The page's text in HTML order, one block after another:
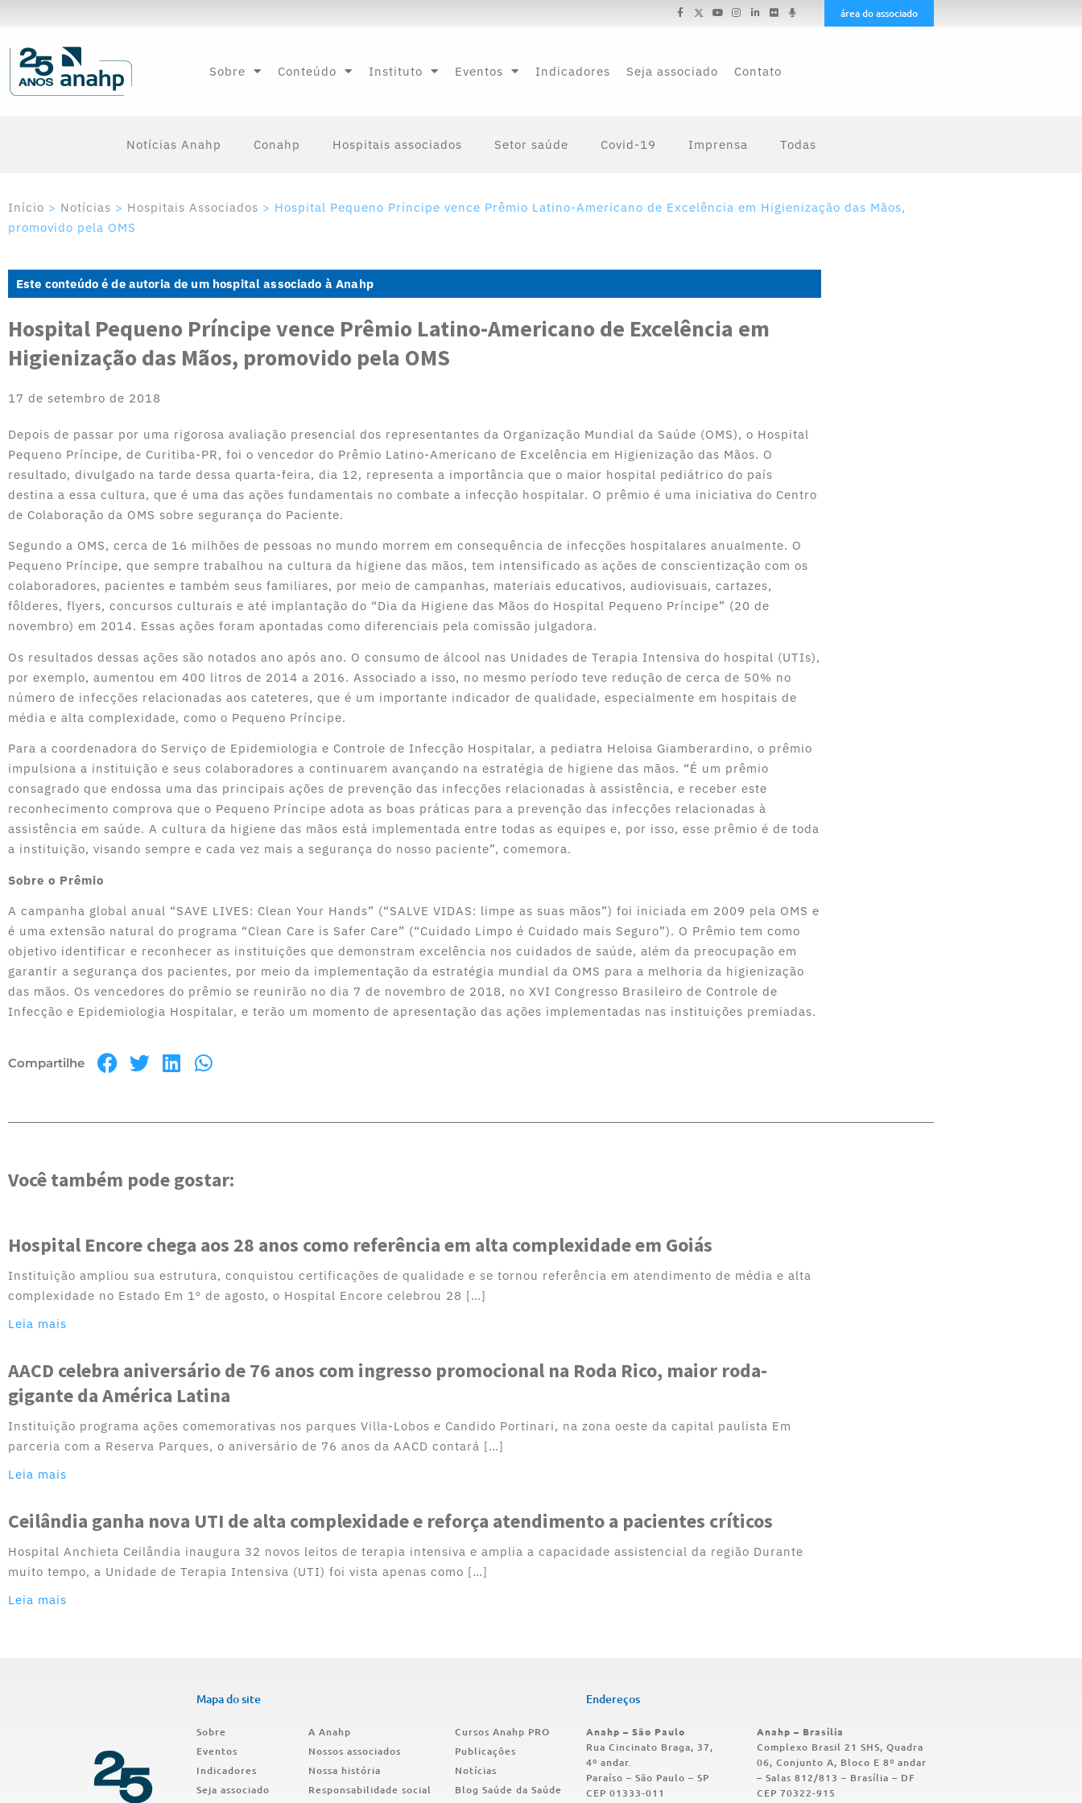
área do associado
Sobre Conteúdo Instituto Eventos Indicadores Seja associado Contato
Notícias Anahp Conahp Hospitais associados Setor saúde Covid-19 Imprensa Todas
Início > Notícias > Hospitais Associados > Hospital Pequeno Príncipe vence Prêmio Latino-Americano de Excelência em Higienização das Mãos,
promovido pela OMS
Este conteúdo é de autoria de um hospital associado à Anahp
Hospital Pequeno Príncipe vence Prêmio Latino-Americano de Excelência em
Higienização das Mãos, promovido pela OMS
17 de setembro de 2018
Depois de passar por uma rigorosa avaliação presencial dos representantes da Organização Mundial da Saúde (OMS), o Hospital
Pequeno Príncipe, de Curitiba-PR, foi o vencedor do Prêmio Latino-Americano de Excelência em Higienização das Mãos. O
resultado, divulgado na tarde dessa quarta-feira, dia 12, representa a importância que o maior hospital pediátrico do país
destina a essa cultura, que é uma das ações fundamentais no combate a infecção hospitalar. O prêmio é uma iniciativa do Centro
de Colaboração da OMS sobre segurança do Paciente.
Segundo a OMS, cerca de 16 milhões de pessoas no mundo morrem em consequência de infecções hospitalares anualmente. O
Pequeno Príncipe, que sempre trabalhou na cultura da higiene das mãos, tem intensificado as ações de conscientização com os
colaboradores, pacientes e também seus familiares, por meio de campanhas, materiais educativos, audiovisuais, cartazes,
fôlderes, flyers, concursos culturais e até implantação do “Dia da Higiene das Mãos do Hospital Pequeno Príncipe” (20 de
novembro) em 2014. Essas ações foram apontadas como diferenciais pela comissão julgadora.
Os resultados dessas ações são notados ano após ano. O consumo de álcool nas Unidades de Terapia Intensiva do hospital (UTIs),
por exemplo, aumentou em 400 litros de 2014 a 2016. Associado a isso, no mesmo período teve redução de cerca de 50% no
número de infecções relacionadas aos cateteres, que é um importante indicador de qualidade, especialmente em hospitais de
média e alta complexidade, como o Pequeno Príncipe.
Para a coordenadora do Serviço de Epidemiologia e Controle de Infecção Hospitalar, a pediatra Heloisa Giamberardino, o prêmio
impulsiona a instituição e seus colaboradores a continuarem avançando na estratégia de higiene das mãos. “É um prêmio
consagrado que endossa uma das principais ações de prevenção das infecções relacionadas à assistência, e receber este
reconhecimento comprova que o Pequeno Príncipe adota as boas práticas para a prevenção das infecções relacionadas à
assistência em saúde. A cultura da higiene das mãos está implementada entre todas as equipes e, por isso, esse prêmio é de toda
a instituição, visando sempre e cada vez mais a segurança do nosso paciente”, comemora.
Sobre o Prêmio
A campanha global anual “SAVE LIVES: Clean Your Hands” (“SALVE VIDAS: limpe as suas mãos”) foi iniciada em 2009 pela OMS e
é uma extensão natural do programa “Clean Care is Safer Care” (“Cuidado Limpo é Cuidado mais Seguro”). O Prêmio tem como
objetivo identificar e reconhecer as instituições que demonstram excelência nos cuidados de saúde, além da preocupação em
garantir a segurança dos pacientes, por meio da implementação da estratégia mundial da OMS para a melhoria da higienização
das mãos. Os vencedores do prêmio se reunirão no dia 7 de novembro de 2018, no XVI Congresso Brasileiro de Controle de
Infecção e Epidemiologia Hospitalar, e terão um momento de apresentação das ações implementadas nas instituições premiadas.
Compartilhe
Você também pode gostar:
Hospital Encore chega aos 28 anos como referência em alta complexidade em Goiás
Instituição ampliou sua estrutura, conquistou certificações de qualidade e se tornou referência em atendimento de média e alta
complexidade no Estado Em 1º de agosto, o Hospital Encore celebrou 28 […]
Leia mais
AACD celebra aniversário de 76 anos com ingresso promocional na Roda Rico, maior roda-
gigante da América Latina
Instituição programa ações comemorativas nos parques Villa-Lobos e Candido Portinari, na zona oeste da capital paulista Em
parceria com a Reserva Parques, o aniversário de 76 anos da AACD contará […]
Leia mais
Ceilândia ganha nova UTI de alta complexidade e reforça atendimento a pacientes críticos
Hospital Anchieta Ceilândia inaugura 32 novos leitos de terapia intensiva e amplia a capacidade assistencial da região Durante
muito tempo, a Unidade de Terapia Intensiva (UTI) foi vista apenas como […]
Leia mais
Mapa do site
Sobre
Eventos
Indicadores
Seja associado
A Anahp
Nossos associados
Nossa história
Responsabilidade social
Cursos Anahp PRO
Publicações
Notícias
Blog Saúde da Saúde
Endereços
Anahp – São Paulo
Rua Cincinato Braga, 37,
4º andar.
Paraíso – São Paulo – SP
CEP 01333-011
Anahp – Brasília
Complexo Brasil 21 SHS, Quadra
06, Conjunto A, Bloco E 8º andar
– Salas 812/813 – Brasília – DF
CEP 70322-915